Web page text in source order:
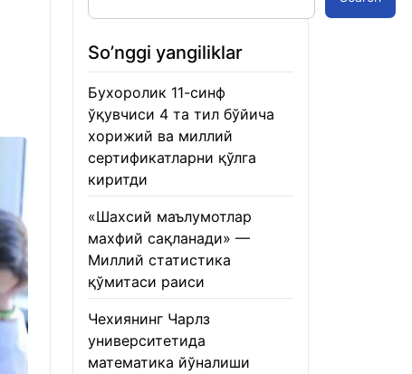
So’nggi yangiliklar
Бухоролик 11-синф
ўқувчиси 4 та тил бўйича
хорижий ва миллий
сертификатларни қўлга
киритди
«Шахсий маълумотлар
махфий сақланади» —
Миллий статистика
қўмитаси раиси
Чехиянинг Чарлз
университетида
математика йўналиши